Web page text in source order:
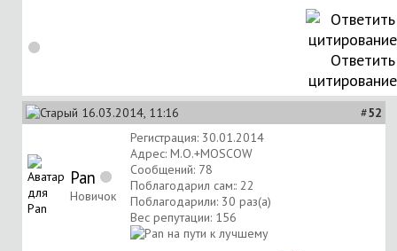
16.03.2014, 11:16 #52
Pan
Новичок
Регистрация: 30.01.2014
Адрес: М.О.+MOSCOW
Сообщений: 78
Поблагодарил сам:: 22
Поблагодарили: 30 раз(а)
Вес репутации: 156